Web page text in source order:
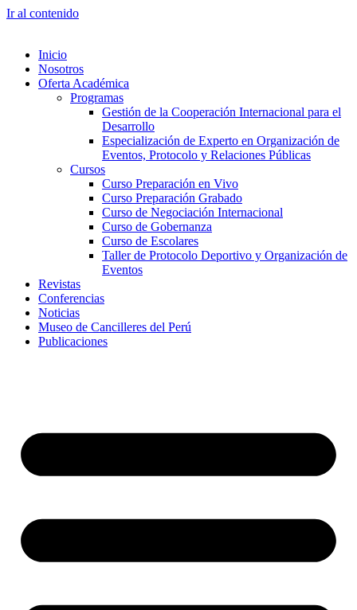
Ir al contenido
Inicio
Nosotros
Oferta Académica
Programas
Gestión de la Cooperación Internacional para el
Desarrollo
Especialización de Experto en Organización de
Eventos, Protocolo y Relaciones Públicas
Cursos
Curso Preparación en Vivo
Curso Preparación Grabado
Curso de Negociación Internacional
Curso de Gobernanza
Curso de Escolares
Taller de Protocolo Deportivo y Organización de
Eventos
Revistas
Conferencias
Noticias
Museo de Cancilleres del Perú
Publicaciones